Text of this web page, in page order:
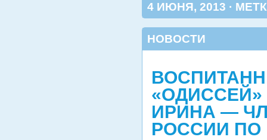
4 ИЮНЯ, 2013 ·
НОВОСТИ
ИРИНА —
РОССИИ ПО